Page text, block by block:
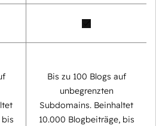
bis
Bis zu 100 Blogs auf
unbegrenzten
Subdomains. Beinhaltet
10.000 Blogbeiträge, bis